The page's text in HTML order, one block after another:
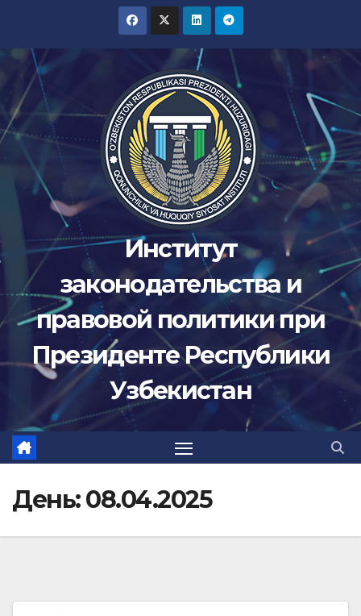
содержимому
Институт
законодательства и
правовой политики при
Президенте Республики
Узбекистан
День:08.04.2025